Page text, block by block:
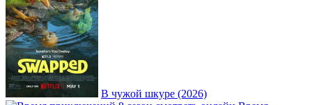
В чужой шкуре (2026)